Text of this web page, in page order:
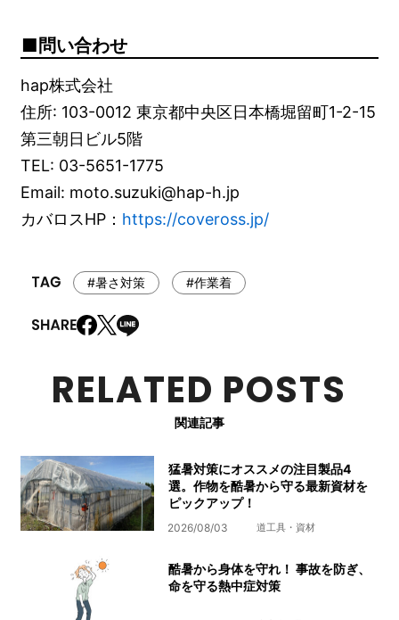
問い合わせ
hap株式会社
住所: 103-0012 東京都中央区日本橋堀留町1-2-15
第三朝日ビル5階
TEL: 03-5651-1775
Email: moto.suzuki@hap-h.jp
カバロスHP： https://coveross.jp/
#暑さ対策 #作業着
RELATED POSTS
関連記事
猛暑対策にオススメの注目製品4
選。作物を酷暑から守る最新資材を
ピックアップ！
2026/08/03 道工具・資材
酷暑から身体を守れ！ 事故を防ぎ、
命を守る熱中症対策